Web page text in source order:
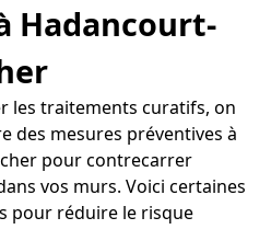
Hadancourt-
les traitements curatifs, on
des mesures préventives à
pour contrecarrer
vos murs. Voici certaines
pour réduire le risque